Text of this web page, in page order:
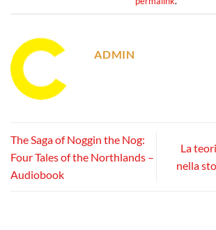
ADMIN
The Saga of Noggin the Nog:
Four Tales of the Northlands –
Audiobook
La
nella